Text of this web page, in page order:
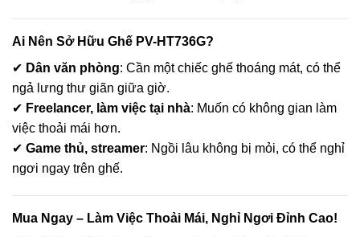
Ai Nên Sở Hữu Ghế PV-HT736G?
✔ Dân văn phòng: Cần một chiếc ghế thoáng mát, có thể
ngả lưng thư giãn giữa giờ.
✔ Freelancer, làm việc tại nhà: Muốn có không gian làm
việc thoải mái hơn.
✔ Game thủ, streamer: Ngồi lâu không bị mỏi, có thể nghỉ
ngơi ngay trên ghế.
Mua Ngay – Làm Việc Thoải Mái, Nghỉ Ngơi Đỉnh Cao!